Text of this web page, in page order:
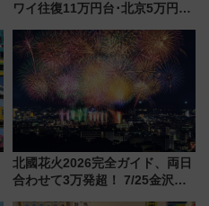
ワイ往復11万円台･北京5万円台
来春のGW旅行まで狙える激ア
ツ路線まとめ（8/10まで）
北國花火2026完全ガイド、両日
合わせて3万発超！ 7/25金沢大